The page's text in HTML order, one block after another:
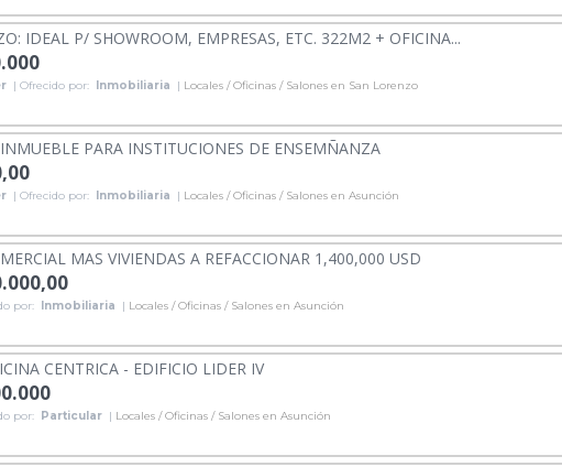
IDEAL P/ SHOWROOM, EMPRESAS, ETC. 322M2 + OFICINA...
| Ofrecido por: Inmobiliaria | Locales / Oficinas / Salones en San Lorenzo
PARA INSTITUCIONES DE ENSEMÑANZA
| Ofrecido por: Inmobiliaria | Locales / Oficinas / Salones en Asunción
MAS VIVIENDAS A REFACCIONAR 1,400,000 USD
por: Inmobiliaria | Locales / Oficinas / Salones en Asunción
CENTRICA - EDIFICIO LIDER IV
por: Particular | Locales / Oficinas / Salones en Asunción